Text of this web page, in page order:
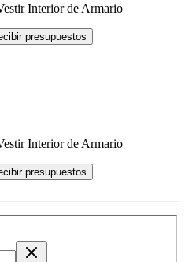
Interior de Armario
presupuestos
Interior de Armario
presupuestos